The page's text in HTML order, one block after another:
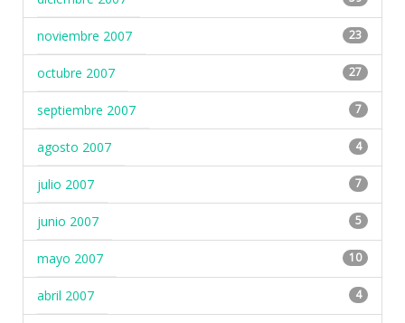
noviembre 2007 23
octubre 2007 27
septiembre 2007 7
agosto 2007 4
julio 2007 7
junio 2007 5
mayo 2007 10
abril 2007 4